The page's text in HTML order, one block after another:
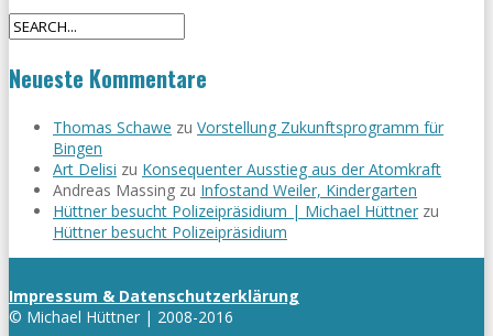
Neueste Kommentare
Thomas Schawe zu Vorstellung Zukunftsprogramm für
Bingen
Art Delisi zu Konsequenter Ausstieg aus der Atomkraft
Andreas Massing zu Infostand Weiler, Kindergarten
Hüttner besucht Polizeipräsidium | Michael Hüttner zu
Hüttner besucht Polizeipräsidium
Impressum & Datenschutzerklärung
© Michael Hüttner | 2008-2016